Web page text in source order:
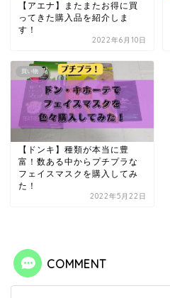
【アエナ】またまたお得に買
ってきた購入品を紹介しま
す！
2022年6月10日
買い物
【ドンキ】種類が本当に豊
富！数ある中からプチプラな
フェイスマスクを購入してみ
た！
2022年5月22日
COMMENT